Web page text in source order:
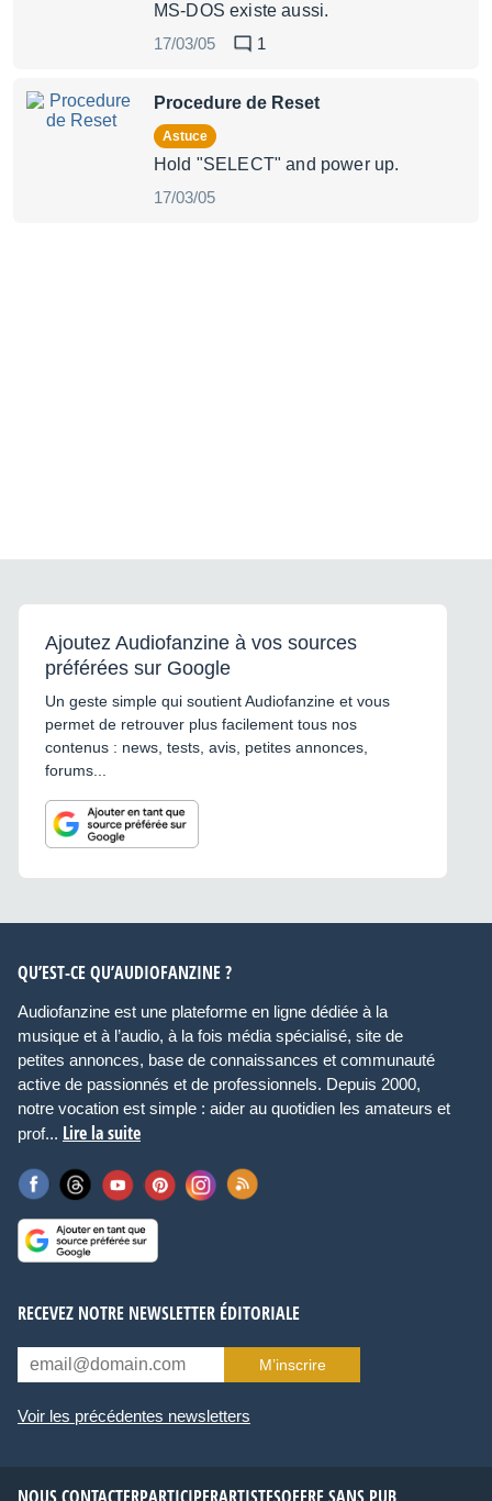
MS-DOS existe aussi.
17/03/05
1
Procedure de Reset
Astuce
Hold "SELECT" and power up.
17/03/05
Ajoutez Audiofanzine à vos sources
préférées sur Google
Un geste simple qui soutient Audiofanzine et vous
permet de retrouver plus facilement tous nos
contenus : news, tests, avis, petites annonces,
forums...
QU’EST-CE QU’AUDIOFANZINE ?
Audiofanzine est une plateforme en ligne dédiée à la
musique et à l’audio, à la fois média spécialisé, site de
petites annonces, base de connaissances et communauté
active de passionnés et de professionnels. Depuis 2000,
notre vocation est simple : aider au quotidien les amateurs et
prof... Lire la suite
RECEVEZ NOTRE NEWSLETTER ÉDITORIALE
M’inscrire
Voir les précédentes newsletters